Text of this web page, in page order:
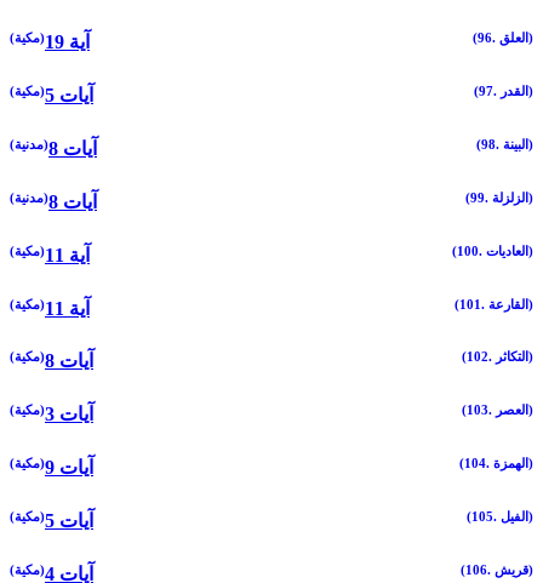
(96. العلق) (مكية) 19 آية
(97. القدر) (مكية) 5 آيات
(98. البينة) (مدنية) 8 آيات
(99. الزلزلة) (مدنية) 8 آيات
(100. العاديات) (مكية) 11 آية
(101. القارعة) (مكية) 11 آية
(102. التكاثر) (مكية) 8 آيات
(103. العصر) (مكية) 3 آيات
(104. الهمزة) (مكية) 9 آيات
(105. الفيل) (مكية) 5 آيات
(106. قريش) (مكية) 4 آيات